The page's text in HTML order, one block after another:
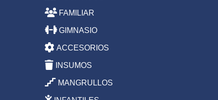
FAMILIAR
GIMNASIO
ACCESORIOS
INSUMOS
MANGRULLOS